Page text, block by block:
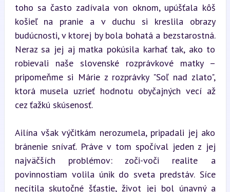
toho sa často zadívala von oknom, upúšťala kôš
košieľ na pranie a v duchu si kreslila obrazy
budúcnosti, v ktorej by bola bohatá a bezstarostná.
Neraz sa jej aj matka pokúsila karhať tak, ako to
robievali naše slovenské rozprávkové matky –
pripomeňme si Márie z rozprávky "Soľ nad zlato",
ktorá musela uzrieť hodnotu obyčajných vecí až
cez ťažkú skúsenosť.
Ailína však výčitkám nerozumela, pripadali jej ako
bránenie snívať. Práve v tom spočíval jeden z jej
najväčších problémov: zoči-voči realite a
povinnostiam volila únik do sveta predstáv. Síce
necítila skutočné šťastie, život jej bol únavný a